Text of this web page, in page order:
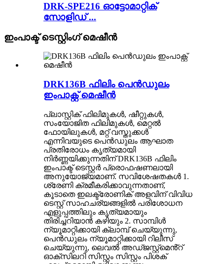
DRK-SPE216 ഓട്ടോമാറ്റിക്
സോളിഡ് ...
ഇംപാക്ട് ടെസ്റ്റിംഗ് മെഷീൻ
DRK136B ഫിലിം പെൻഡുലം
ഇംപാക്റ്റ് മെഷീൻ
പ്ലാസ്റ്റിക് ഫിലിമുകൾ, ഷീറ്റുകൾ,
സംയോജിത ഫിലിമുകൾ, മെറ്റൽ
ഫോയിലുകൾ, മറ്റ് വസ്തുക്കൾ
എന്നിവയുടെ പെൻഡുലം ആഘാത
പ്രതിരോധം കൃത്യമായി
നിർണ്ണയിക്കുന്നതിന് DRK136B ഫിലിം
ഇംപാക്ട് ടെസ്റ്റർ പ്രൊഫഷണലായി
അനുയോജ്യമാണ്. സവിശേഷതകൾ 1.
ശ്രേണി ക്രമീകരിക്കാവുന്നതാണ്,
കൂടാതെ ഇലക്ട്രോണിക് അളവിന് വിവിധ
ടെസ്റ്റ് സാഹചര്യങ്ങളിൽ പരിശോധന
എളുപ്പത്തിലും കൃത്യമായും
തിരിച്ചറിയാൻ കഴിയും 2. സാമ്പിൾ
ന്യൂമാറ്റിക്കായി ക്ലാമ്പ് ചെയ്യുന്നു,
പെൻഡുലം ന്യൂമാറ്റിക്കായി റിലീസ്
ചെയ്യുന്നു, ലെവൽ അഡ്ജസ്റ്റ്മെൻ്റ്
ഓക്സിലറി സിസ്റ്റം സിസ്റ്റം പിശക്